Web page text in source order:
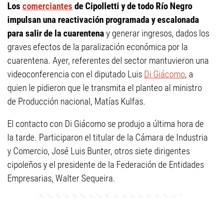
Los comerciantes de Cipolletti y de todo Río Negro
impulsan una reactivación programada y escalonada
para salir de la cuarentenay generar ingresos, dados los
graves efectos de la paralización económica por la
cuarentena. Ayer, referentes del sector mantuvieron una
videoconferencia con el diputado Luis Di Giácomo, a
quien le pidieron que le transmita el planteo al ministro
de Producción nacional, Matías Kulfas.
El contacto con Di Giácomo se produjo a última hora de
la tarde. Participaron el titular de la Cámara de Industria
y Comercio, José Luis Bunter, otros siete dirigentes
cipoleños y el presidente de la Federación de Entidades
Empresarias, Walter Sequeira.